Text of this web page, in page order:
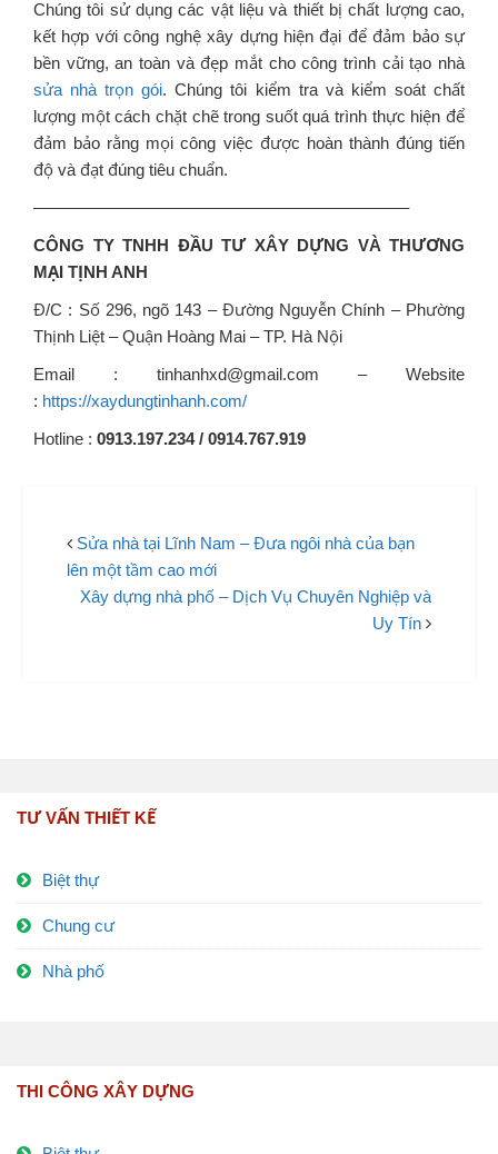
Chúng tôi sử dụng các vật liệu và thiết bị chất lượng cao,
kết hợp với công nghệ xây dựng hiện đại để đảm bảo sự
bền vững, an toàn và đẹp mắt cho công trình cải tạo nhà
sửa nhà trọn gói. Chúng tôi kiểm tra và kiểm soát chất
lượng một cách chặt chẽ trong suốt quá trình thực hiện để
đảm bảo rằng mọi công việc được hoàn thành đúng tiến
độ và đạt đúng tiêu chuẩn.
——————————————————————–
CÔNG TY TNHH ĐẦU TƯ XÂY DỰNG VÀ THƯƠNG
MẠI TỊNH ANH
Đ/C : Số 296, ngõ 143 – Đường Nguyễn Chính – Phường
Thịnh Liệt – Quận Hoàng Mai – TP. Hà Nội
Email : tinhanhxd@gmail.com – Website
: https://xaydungtinhanh.com/
Hotline : 0913.197.234 / 0914.767.919
Sửa nhà tại Lĩnh Nam – Đưa ngôi nhà của bạn
lên một tầm cao mới
Xây dựng nhà phố – Dịch Vụ Chuyên Nghiệp và
Uy Tín
TƯ VẤN THIẾT KẾ
Biệt thự
Chung cư
Nhà phố
THI CÔNG XÂY DỰNG